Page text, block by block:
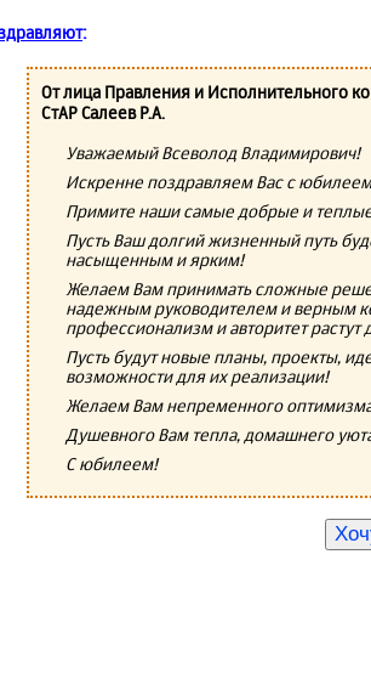
:
От лица Правления и Исполнительного
СтАР Салеев Р.А.
Уважаемый Всеволод Владимирович!
Искренне поздравляем Вас с
Примите наши самые добрые и
Пусть Ваш долгий жизненный путь
насыщенным и ярким!
Желаем Вам принимать сложные
надежным руководителем и верным
профессионализм и авторитет растут
Пусть будут новые планы, проекты,
возможности для их реализации!
Желаем Вам непременного
Душевного Вам тепла, домашнего
С юбилеем!